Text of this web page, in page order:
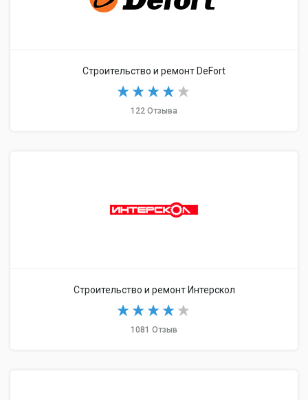
Строительство и ремонт DeFort
122 Отзыва
Строительство и ремонт Интерскол
1081 Отзыв